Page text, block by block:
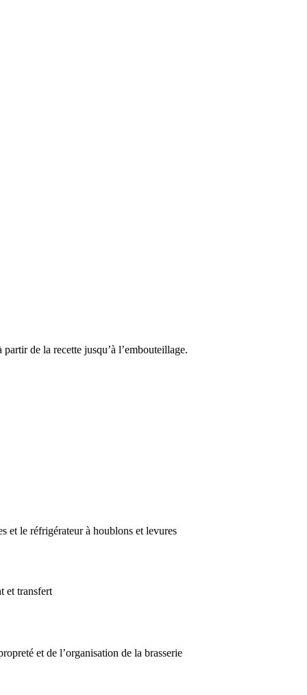
de la recette jusqu’à l’embouteillage.
et le réfrigérateur à houblons et levures
et transfert
et de l’organisation de la brasserie